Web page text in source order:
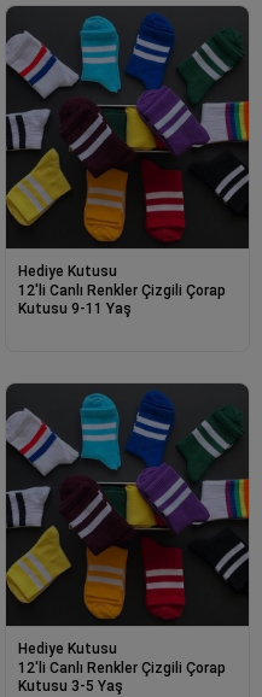
Hediye Kutusu
12'li Canlı Renkler Çizgili Çorap
Kutusu 9-11 Yaş
Hediye Kutusu
12'li Canlı Renkler Çizgili Çorap
Kutusu 3-5 Yaş